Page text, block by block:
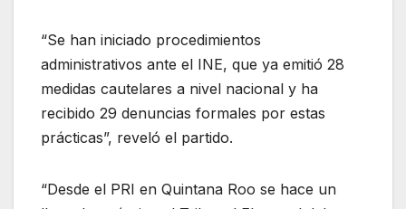
“Se han iniciado procedimientos
administrativos ante el INE, que ya emitió 28
medidas cautelares a nivel nacional y ha
recibido 29 denuncias formales por estas
prácticas”, reveló el partido.
“Desde el PRI en Quintana Roo se hace un